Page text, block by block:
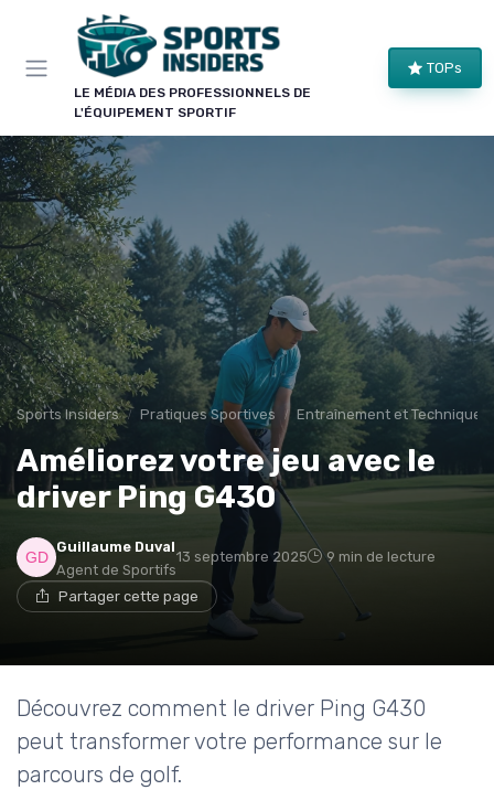
LE MÉDIA DES PROFESSIONNELS DE
L'ÉQUIPEMENT SPORTIF
TOPs
Sports Insiders Pratiques Sportives Entraînement et Techniques
Améliorez votre jeu avec le
driver Ping G430
Guillaume Duval
Agent de Sportifs
13 septembre 2025 9 min de lecture
Partager cette page
Découvrez comment le driver Ping G430
peut transformer votre performance sur le
parcours de golf.
Panneau de gestion des cookies